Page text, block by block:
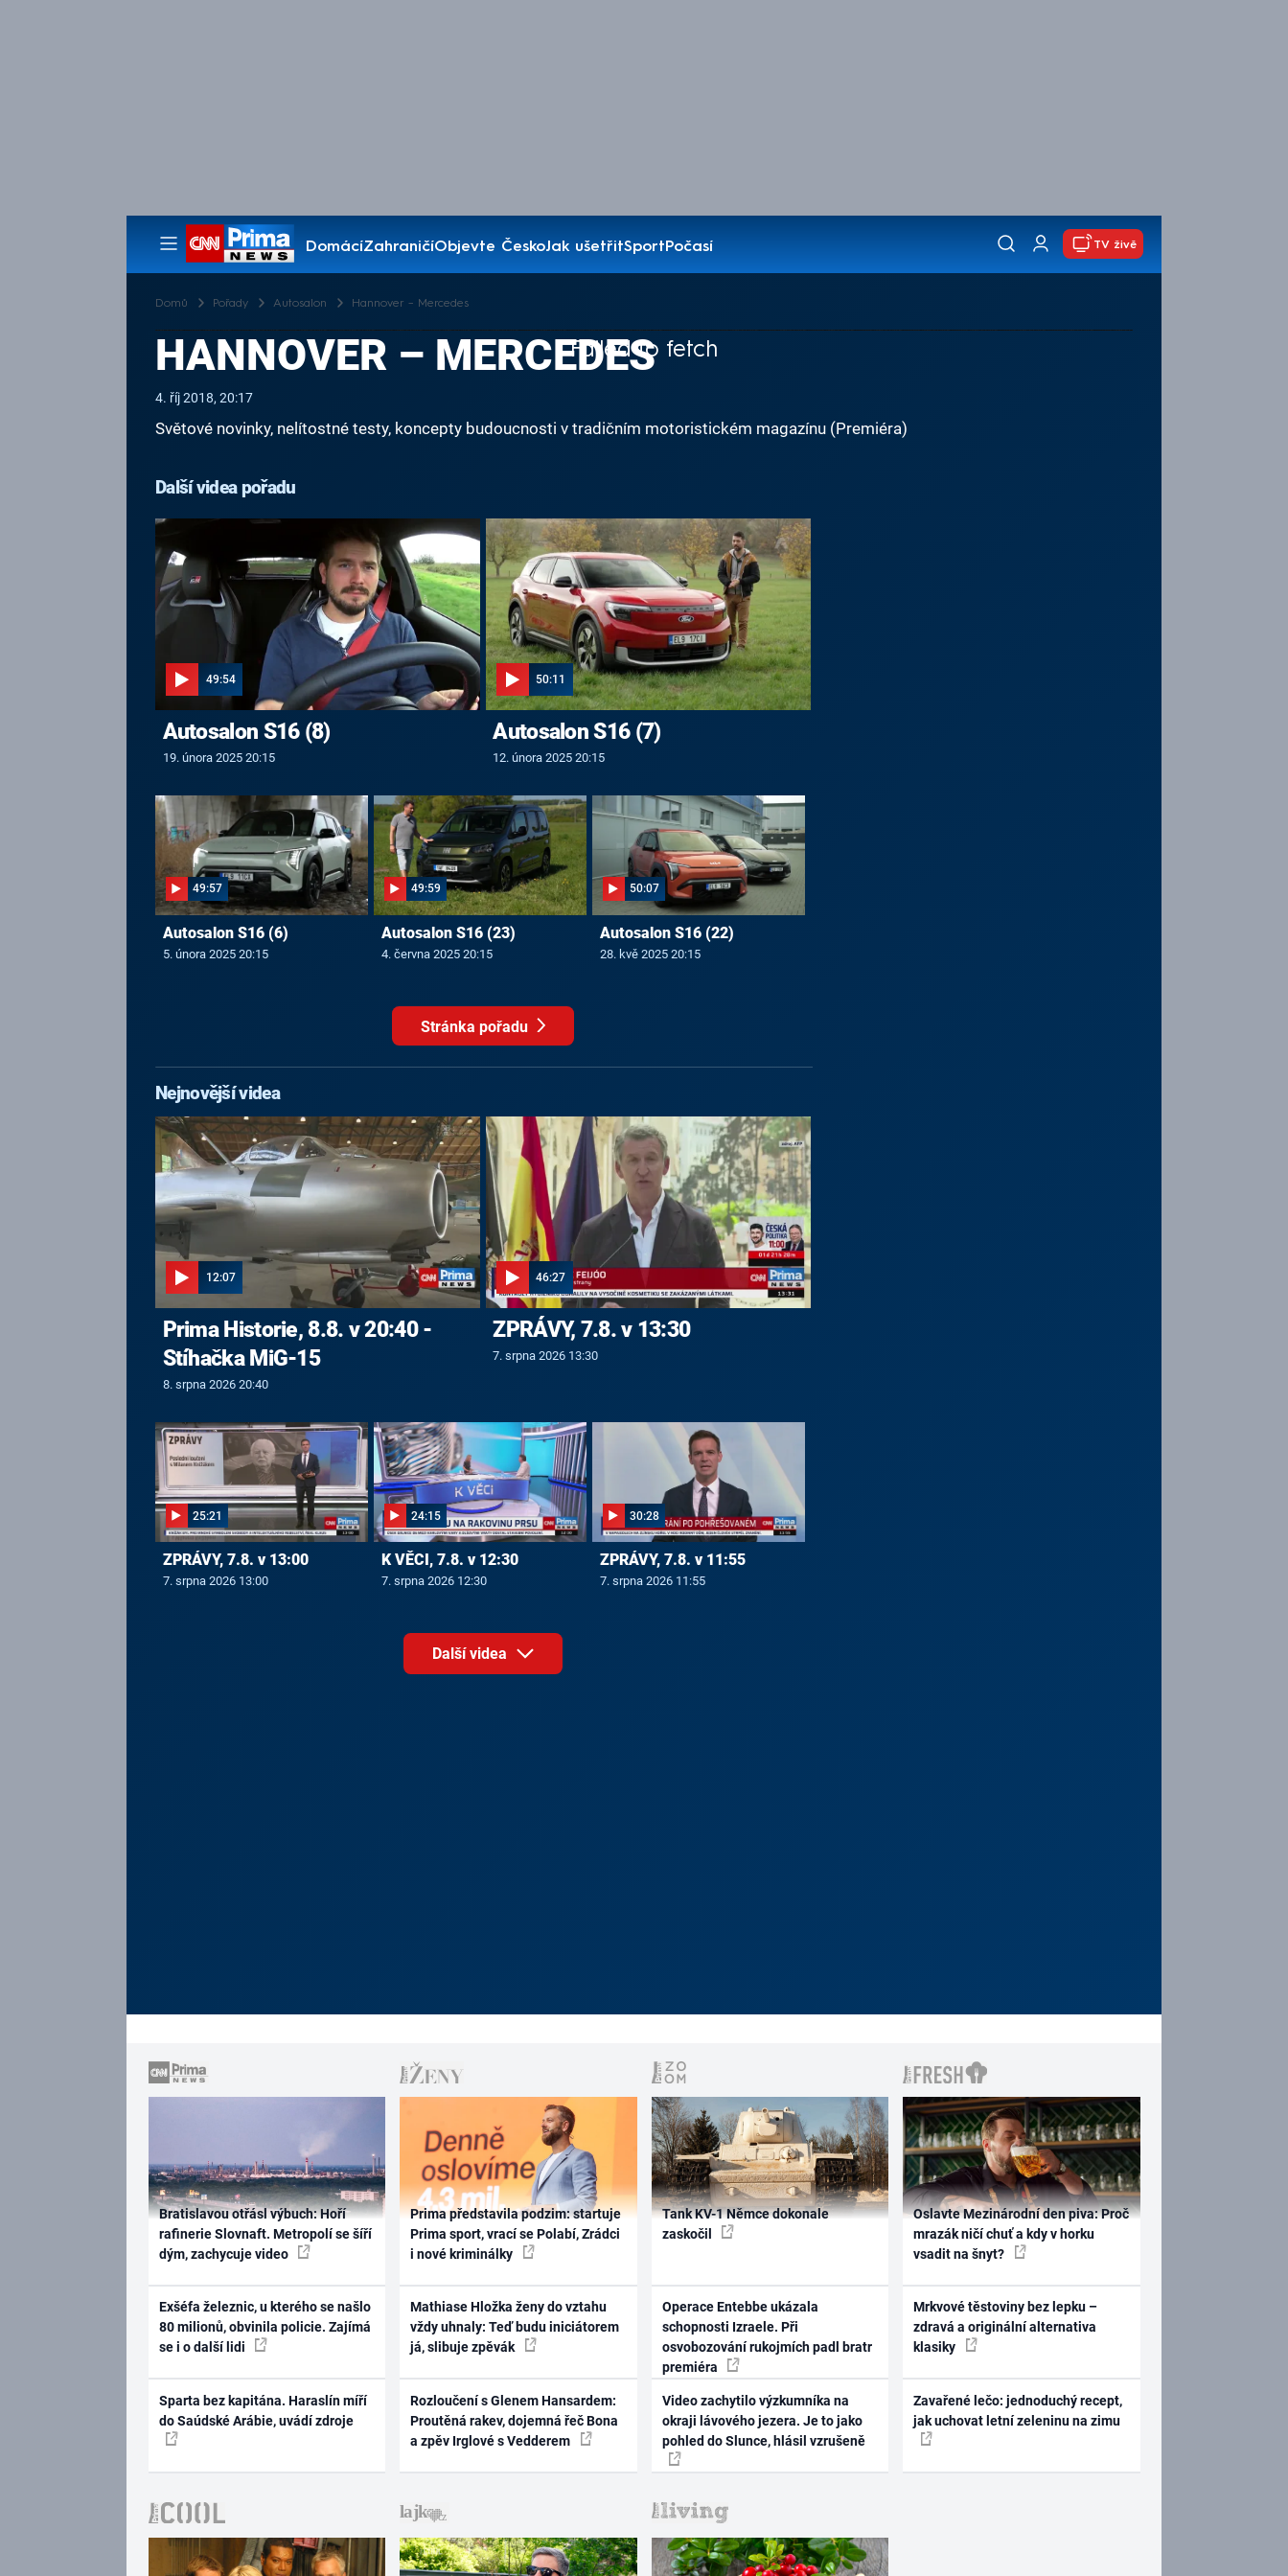
DomácíZahraničíObjevte ČeskoJak ušetřitSportPočasí
Pořady
TV živě
Domů Pořady Autosalon Hannover – Mercedes
Failed to fetch
HANNOVER – MERCEDES
4. říj 2018, 20:17
Světové novinky, nelítostné testy, koncepty budoucnosti v tradičním motoristickém magazínu (Premiéra)
Další videa pořadu
49:54
Autosalon S16 (8)
19. února 2025 20:15
50:11
Autosalon S16 (7)
12. února 2025 20:15
49:57
Autosalon S16 (6)
5. února 2025 20:15
49:59
Autosalon S16 (23)
4. června 2025 20:15
50:07
Autosalon S16 (22)
28. kvě 2025 20:15
Stránka pořadu
Nejnovější videa
12:07
Prima Historie, 8.8. v 20:40 -
Stíhačka MiG-15
8. srpna 2026 20:40
46:27
ZPRÁVY, 7.8. v 13:30
7. srpna 2026 13:30
25:21
ZPRÁVY, 7.8. v 13:00
7. srpna 2026 13:00
24:15
K VĚCI, 7.8. v 12:30
7. srpna 2026 12:30
30:28
ZPRÁVY, 7.8. v 11:55
7. srpna 2026 11:55
Další videa
Bratislavou otřásl výbuch: Hoří
rafinerie Slovnaft. Metropolí se šíří
dým, zachycuje video
Exšéfa železnic, u kterého se našlo
80 milionů, obvinila policie. Zajímá
se i o další lidi
Sparta bez kapitána. Haraslín míří
do Saúdské Arábie, uvádí zdroje
Prima představila podzim: startuje
Prima sport, vrací se Polabí, Zrádci
i nové kriminálky
Mathiase Hložka ženy do vztahu
vždy uhnaly: Teď budu iniciátorem
já, slibuje zpěvák
Rozloučení s Glenem Hansardem:
Proutěná rakev, dojemná řeč Bona
a zpěv Irglové s Vedderem
Tank KV-1 Němce dokonale
zaskočil
Operace Entebbe ukázala
schopnosti Izraele. Při
osvobozování rukojmích padl bratr
premiéra
Video zachytilo výzkumníka na
okraji lávového jezera. Je to jako
pohled do Slunce, hlásil vzrušeně
Oslavte Mezinárodní den piva: Proč
mrazák ničí chuť a kdy v horku
vsadit na šnyt?
Mrkvové těstoviny bez lepku –
zdravá a originální alternativa
klasiky
Zavařené lečo: jednoduchý recept,
jak uchovat letní zeleninu na zimu